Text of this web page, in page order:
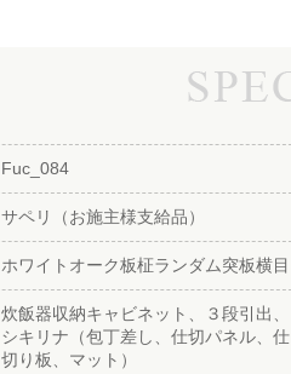
Fuc_084
サペリ（お施主様支給品）
ホワイトオーク板柾ランダム突板横目
炊飯器収納キャビネット、３段引出、
シキリナ（包丁差し、仕切パネル、仕
切り板、マット）